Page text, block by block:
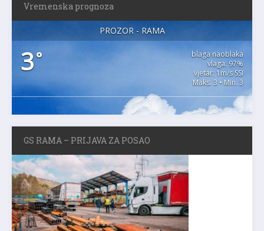
Vremenska prognoza
PROZOR - RAMA
3°
blaga naoblaka
vlaga: 97%
vjetar: 1m/s SSI
Maks. 3 • Min. 3
GS RAMA – PRIJAVA ZA POSAO